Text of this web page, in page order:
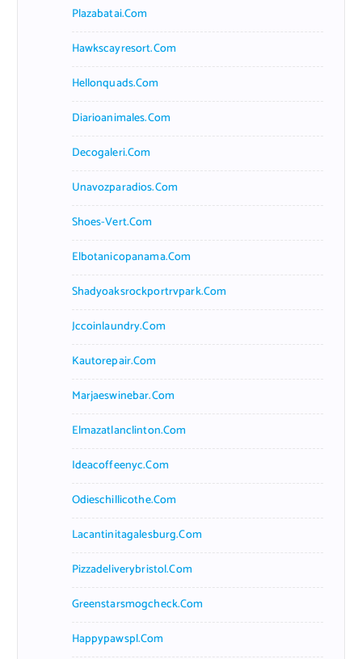
Plazabatai.com
Hawkscayresort.com
Hellonquads.com
Diarioanimales.com
Decogaleri.com
Unavozparadios.com
Shoes-Vert.com
Elbotanicopanama.com
Shadyoaksrockportrvpark.com
Jccoinlaundry.com
Kautorepair.com
Marjaeswinebar.com
Elmazatlanclinton.com
Ideacoffeenyc.com
Odieschillicothe.com
Lacantinitagalesburg.com
Pizzadeliverybristol.com
Greenstarsmogcheck.com
Happypawspl.com